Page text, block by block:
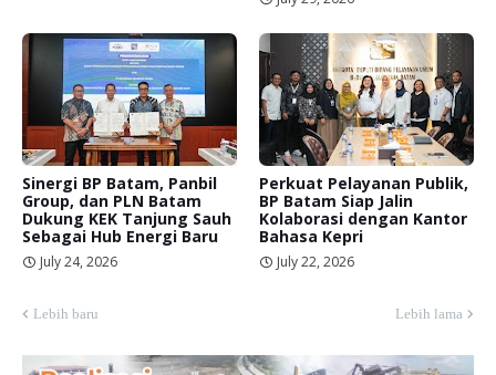
Sinergi BP Batam, Panbil
Group, dan PLN Batam
Dukung KEK Tanjung Sauh
Sebagai Hub Energi Baru
July 24, 2026
Perkuat Pelayanan Publik,
BP Batam Siap Jalin
Kolaborasi dengan Kantor
Bahasa Kepri
July 22, 2026
Lebih baru Lebih lama